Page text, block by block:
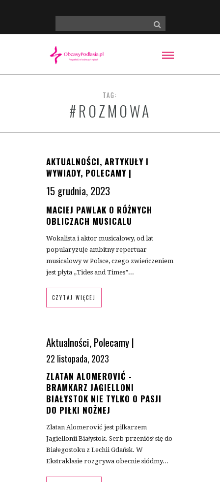
TAG:
#ROZMOWA
AKTUALNOŚCI, ARTYKUŁY I
WYWIADY, POLECAMY |
15 grudnia, 2023
MACIEJ PAWLAK O RÓŻNYCH
OBLICZACH MUSICALU
Wokalista i aktor musicalowy, od lat
popularyzuje ambitny repertuar
musicalowy w Polsce, czego zwieńczeniem
jest płyta „Tides and Times”...
CZYTAJ WIĘCEJ
Aktualności,Polecamy|
22 listopada, 2023
ZLATAN ALOMEROVIĆ -
BRAMKARZ JAGIELLONI
BIAŁYSTOK NIE TYLKO O PASJI
DO PIŁKI NOŻNEJ
Zlatan Alomerović jest piłkarzem
Jagiellonii Białystok. Serb przeniósł się do
Białegostoku z Lechii Gdańsk. W
Ekstraklasie rozgrywa obecnie siódmy...